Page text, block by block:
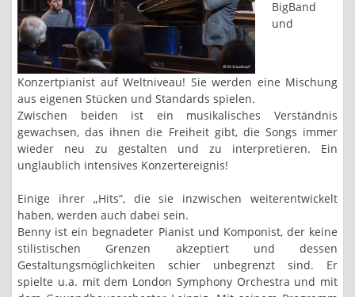
BigBand
und
Konzertpianist auf Weltniveau! Sie werden eine Mischung
aus eigenen Stücken und Standards spielen.
Zwischen beiden ist ein musikalisches Verständnis
gewachsen, das ihnen die Freiheit gibt, die Songs immer
wieder neu zu gestalten und zu interpretieren. Ein
unglaublich intensives Konzertereignis!
Einige ihrer „Hits“, die sie inzwischen weiterentwickelt
haben, werden auch dabei sein.
Benny ist ein begnadeter Pianist und Komponist, der keine
stilistischen Grenzen akzeptiert und dessen
Gestaltungsmöglichkeiten schier unbegrenzt sind. Er
spielte u.a. mit dem London Symphony Orchestra und mit